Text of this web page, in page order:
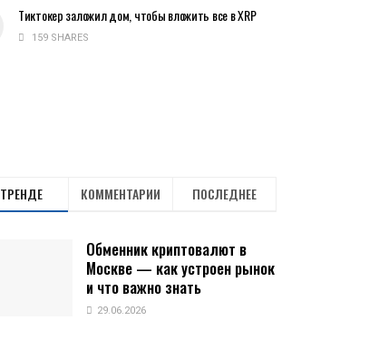
Тиктокер заложил дом, чтобы вложить все в XRP
159 SHARES
КОММЕНТАРИИ ПОСЛЕДНЕЕ
Обменник криптовалют в
Москве — как устроен рынок
и что важно знать
29.06.2026